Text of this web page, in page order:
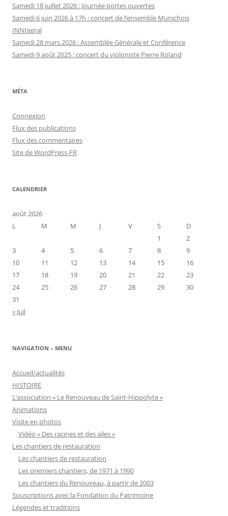
Samedi 18 juillet 2026 : Journée portes ouvertes
Samedi 6 juin 2026 à 17h : concert de l’ensemble Munichois
INNtegral
Samedi 28 mars 2026 : Assemblée Générale et Conférence
Samedi 9 août 2025 : concert du violoniste Pierre Roland
MÉTA
Connexion
Flux des publications
Flux des commentaires
Site de WordPress-FR
CALENDRIER
août 2026
L
M M J V S
D
1
2
3
4 5 6 7 8
9
10
11 12 13 14 15
16
17
18 19 20 21 22
23
24
25 26 27 28 29
30
31
« Juil
NAVIGATION – MENU
Accueil/actualités
HISTOIRE
L’association « Le Renouveau de Saint-Hippolyte »
Animations
Visite en photos
Vidéo « Des racines et des ailes »
Les chantiers de restauration
Les chantiers de restauration
Les premiers chantiers, de 1971 à 1990
Les chantiers du Renouveau, à partir de 2003
Souscriptions avec la Fondation du Patrimoine
Légendes et traditions